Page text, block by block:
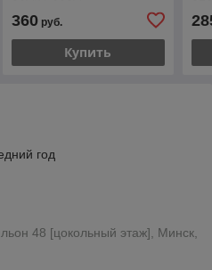
360руб.
Купить
год
48 [цокольный этаж], Минск,